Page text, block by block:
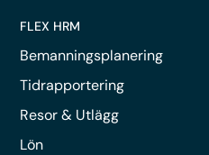
FLEX HRM
Bemanningsplanering
Tidrapportering
Resor & Utlägg
Lön